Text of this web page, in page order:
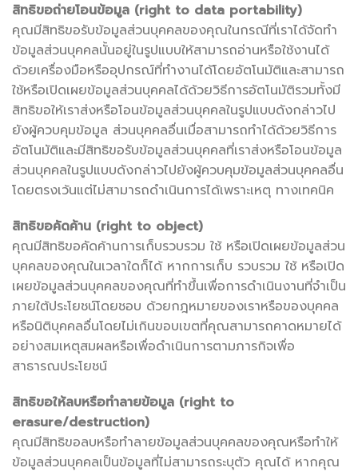
สิทธิขอถ่ายโอนข้อมูล (right to data portability)
คุณมีสิทธิขอรับข้อมูลส่วนบุคคลของคุณในกรณีที่เราได้จัดทำ
ข้อมูลส่วนบุคคลนั้นอยู่ในรูปแบบให้สามารถอ่านหรือใช้งานได้
ด้วยเครื่องมือหรืออุปกรณ์ที่ทำงานได้โดยอัตโนมัติและสามารถ
ใช้หรือเปิดเผยข้อมูลส่วนบุคคลได้ด้วยวิธีการอัตโนมัติรวมทั้งมี
สิทธิขอให้เราส่งหรือโอนข้อมูลส่วนบุคคลในรูปแบบดังกล่าวไป
ยังผู้ควบคุมข้อมูล ส่วนบุคคลอื่นเมื่อสามารถทำได้ด้วยวิธีการ
อัตโนมัติและมีสิทธิขอรับข้อมูลส่วนบุคคลที่เราส่งหรือโอนข้อมูล
ส่วนบุคคลในรูปแบบดังกล่าวไปยังผู้ควบคุมข้อมูลส่วนบุคคลอื่น
โดยตรงเว้นแต่ไม่สามารถดำเนินการได้เพราะเหตุ ทางเทคนิค
สิทธิขอคัดค้าน (right to object)
คุณมีสิทธิขอคัดค้านการเก็บรวบรวม ใช้ หรือเปิดเผยข้อมูลส่วน
บุคคลของคุณในเวลาใดก็ได้ หากการเก็บ รวบรวม ใช้ หรือเปิด
เผยข้อมูลส่วนบุคคลของคุณที่ทำขึ้นเพื่อการดำเนินงานที่จำเป็น
ภายใต้ประโยชน์โดยชอบ ด้วยกฎหมายของเราหรือของบุคคล
หรือนิติบุคคลอื่นโดยไม่เกินขอบเขตที่คุณสามารถคาดหมายได้
อย่างสมเหตุสมผลหรือเพื่อดำเนินการตามภารกิจเพื่อ
สาธารณประโยชน์
สิทธิขอให้ลบหรือทำลายข้อมูล (right to
erasure/destruction)
คุณมีสิทธิขอลบหรือทำลายข้อมูลส่วนบุคคลของคุณหรือทำให้
ข้อมูลส่วนบุคคลเป็นข้อมูลที่ไม่สามารถระบุตัว คุณได้ หากคุณ